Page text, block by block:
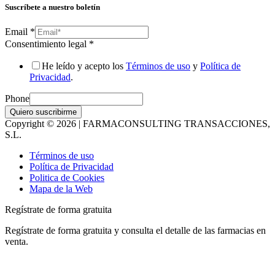
Suscríbete a nuestro boletín
Email *
Consentimiento legal *
He leído y acepto los Términos de uso y Política de
Privacidad.
Phone
Quiero suscribirme
Copyright © 2026 | FARMACONSULTING TRANSACCIONES,
S.L.
Términos de uso
Política de Privacidad
Politica de Cookies
Mapa de la Web
Regístrate de forma gratuita
Regístrate de forma gratuita y consulta el detalle de las farmacias en
venta.